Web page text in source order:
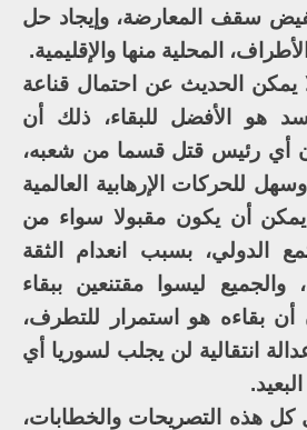
سقف المعارضة، وإيجاد حل
المحلية منها والإقليمية.
الحديث عن احتمال قناعة
هو الأفضل للبقاء، ذلك أن
أي رئيس قتل قسما من شعبه،
للحركات الإرهابية العالمية
يمكن أن يكون مقبولا سواء من
الدولي، بسبب انعدام الثقة
والجميع ليسوا مقتنعين ببقاء
أن بقاءه هو استمرار للتطرف،
انتقالية لن يجلب لسوريا أي
كل هذه التصريحات والخطابات،